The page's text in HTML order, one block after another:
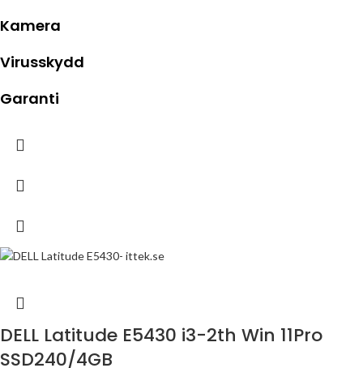
Kamera
Virusskydd
Garanti
DELL Latitude E5430 i3-2th Win 11Pro
SSD240/4GB